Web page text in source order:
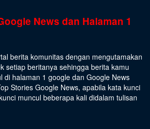
News dan Halaman 1
berita komunitas dengan mengutamakan
setiap beritanya sehingga berita kamu
di halaman 1 google dan Google News
Stories Google News, apabila kata kunci
muncul beberapa kali didalam tulisan